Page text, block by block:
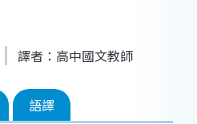
譯者：高中國文教師
語譯